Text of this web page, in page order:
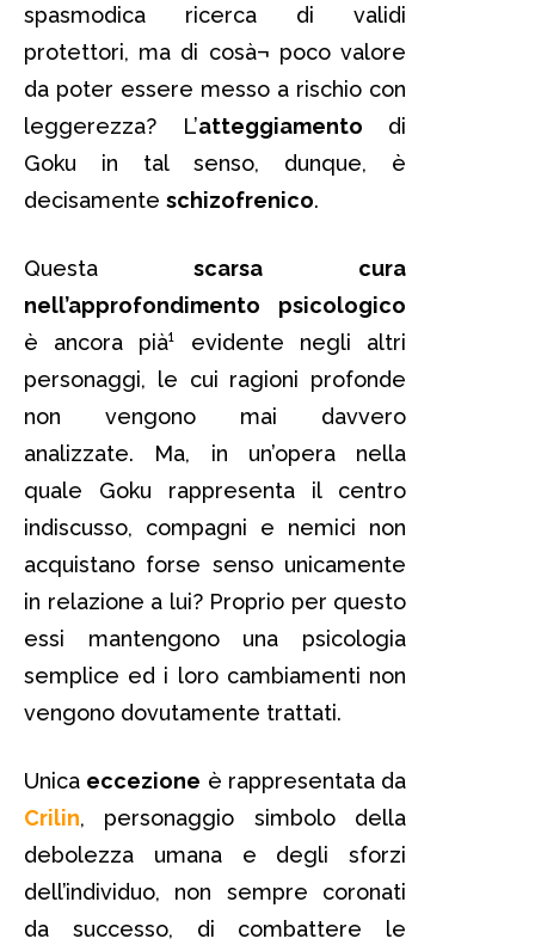
spasmodica ricerca di validi
protettori, ma di cosà¬ poco valore
da poter essere messo a rischio con
leggerezza? L’atteggiamento di
Goku in tal senso, dunque, è
decisamente schizofrenico.
Questa scarsa cura
nell’approfondimento psicologico
è ancora pià¹ evidente negli altri
personaggi, le cui ragioni profonde
non vengono mai davvero
analizzate. Ma, in un’opera nella
quale Goku rappresenta il centro
indiscusso, compagni e nemici non
acquistano forse senso unicamente
in relazione a lui? Proprio per questo
essi mantengono una psicologia
semplice ed i loro cambiamenti non
vengono dovutamente trattati.
Unica eccezione è rappresentata da
Crilin, personaggio simbolo della
debolezza umana e degli sforzi
dell’individuo, non sempre coronati
da successo, di combattere le